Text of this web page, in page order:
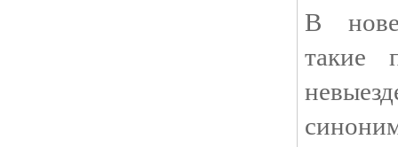
В
такие